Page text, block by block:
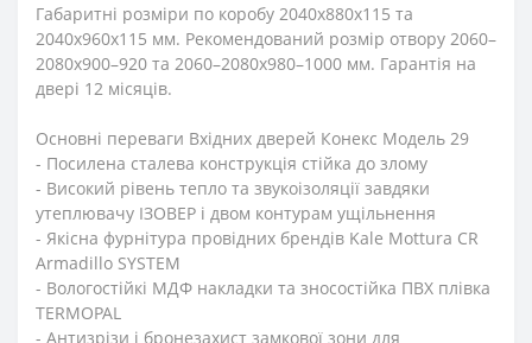
Габаритні розміри по коробу 2040х880х115 та
2040х960х115 мм. Рекомендований розмір отвору 2060–
2080х900–920 та 2060–2080х980–1000 мм. Гарантія на
двері 12 місяців.
Основні переваги Вхідних дверей Конекс Модель 29
- Посилена сталева конструкція стійка до злому
- Високий рівень тепло та звукоізоляції завдяки
утеплювачу ІЗОВЕР і двом контурам ущільнення
- Якісна фурнітура провідних брендів Kale Mottura CR
Armadillo SYSTEM
- Вологостійкі МДФ накладки та зносостійка ПВХ плівка
TERMOPAL
- Антизрізи і бронезахист замкової зони для